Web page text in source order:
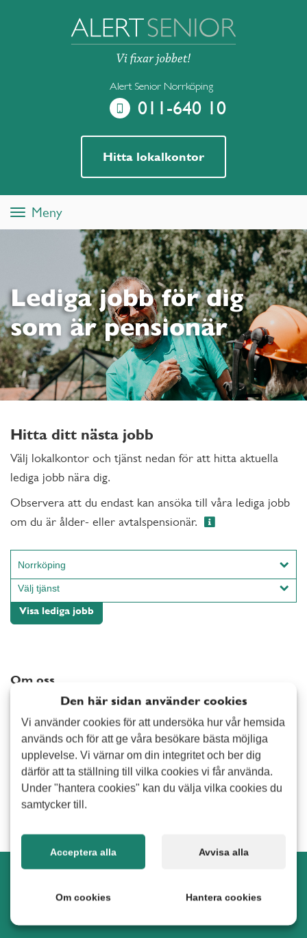
Alert Senior Norrköping
011-640 10
Hitta lokalkontor
ToggleMeny
Lediga jobb för dig
som är pensionär
Hitta ditt nästa jobb
Välj lokalkontor och tjänst nedan för att hitta aktuella
lediga jobb nära dig.
Observera att du endast kan ansöka till våra lediga jobb
om du är ålder- eller avtalspensionär.
Norrköping
Alingsås
Arboga
Borlänge
Burlöv
Båstad
Danderyd
Ekerö
Enköping
Eskilstuna
Fagersta
Falkenberg
Gnesta
Välj tjänst
Hantverk
Elektriker
Övrig hantverkstjänst
Hemmet
Fönsterputsning
Hemservice
Städning/Flyttstädning
Trädgård
Snöskottning
Trädgårdsskötsel
Visa lediga jobb
Om oss
Alert Senior är ett bemanningsföretag med inriktning på
seniorbemanning. Verksamheten grundades 2014 och har
idag kontor på ett 30-tal orter i Sverige. Vi erbjuder
pensionärer varierande uppdrag både inom privat - och
företagsmarknaden. Som anställd på Alert Senior väljer du
själv vilka uppdrag du vill utföra samt i vilken omfattning du
vill jobba.
Alert Senior Norrköping i sociala medier
Den här sidan använder cookies
Vi använder cookies för att undersöka hur vår hemsida
används och för att ge våra besökare bästa möjliga
upplevelse. Vi värnar om din integritet och ber dig
därför att ta ställning till vilka cookies vi får använda.
Under "hantera cookies" kan du välja vilka cookies du
samtycker till.
Acceptera alla Avvisa alla
Om cookies Hantera cookies